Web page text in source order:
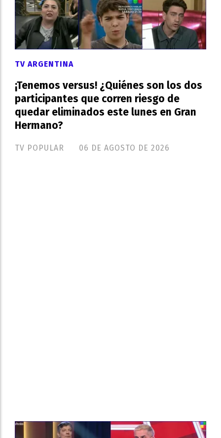
¡Tenemos versus! ¿Quiénes son los dos
participantes que corren riesgo de
quedar eliminados este lunes en Gran
Hermano?
TV POPULAR
TV ARGENTINA
06 DE AGOSTO DE 2026